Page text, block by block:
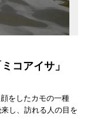
ミコアイサ」
をしたカモの一種
し、訪れる人の目を